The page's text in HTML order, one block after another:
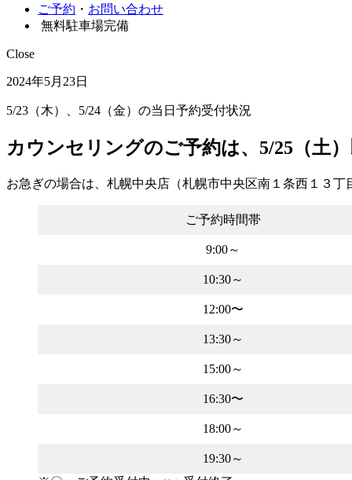
ご予約 ・ お問い合わせ
無料駐車場完備
Close
2024年5月23日
5/23（木）、5/24（金）の当日予約受付状況
カウンセリングのご予約は、5/25（土
お急ぎの場合は、札幌中央店（札幌市中央区南１条西１３
ご予約時間帯
9:00～
10:30～
12:00〜
13:30～
15:00～
16:30〜
18:00～
19:30～